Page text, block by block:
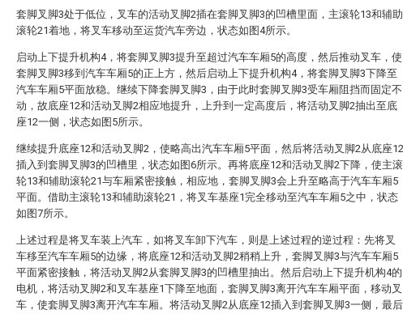
套脚叉脚3处于低位，叉车的活动叉脚2插在套脚叉脚3的凹槽里面，主滚轮13和辅助
滚轮21着地，将叉车移动至运货汽车旁边，状态如图4所示。
启动上下提升机构4，将套脚叉脚3提升至超过汽车车厢5的高度，然后推动叉车，使
套脚叉脚3移到汽车车厢5的正上方，然后启动上下提升机构4，将套脚叉脚3下降至
汽车车厢5平面放稳。继续下降套脚叉脚3，由于此时套脚叉脚3受车厢阻挡而固定不
动，故底座12和活动叉脚2相应地提升，上升到一定高度后，将活动叉脚2抽出至底
座12一侧，状态如图5所示。
继续提升底座12和活动叉脚2，使略高出汽车车厢5平面，然后将活动叉脚2从底座12
插入到套脚叉脚3的凹槽里，状态如图6所示。再将底座12和活动叉脚2下降，使主滚
轮13和辅助滚轮21与车厢紧密接触，相应地，套脚叉脚3会上升至略高于汽车车厢5
平面。借助主滚轮13和辅助滚轮21，将叉车基座1完全移动至汽车车厢5之中，状态
如图7所示。
上述过程是将叉车装上汽车，如将叉车卸下汽车，则是上述过程的逆过程：先将叉
车移至汽车车厢5的边缘，将底座12和活动叉脚2稍稍上升，套脚叉脚3与汽车车厢5
平面紧密接触，将活动叉脚2从套脚叉脚3的凹槽里抽出。然后启动上下提升机构4的
电机，将活动叉脚2和叉车基座1下降至地面，套脚叉脚3离开汽车车厢平面，移动叉
车，使套脚叉脚3离开汽车车厢。将活动叉脚2从底座12插入到套脚叉脚3一侧，最后